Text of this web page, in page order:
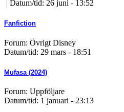
Datum/tid: 26 juni - 13:52
Fanfiction
Forum: Övrigt Disney
Datum/tid: 29 mars - 18:51
Mufasa (2024)
Forum: Uppföljare
Datum/tid: 1 januari - 23:13